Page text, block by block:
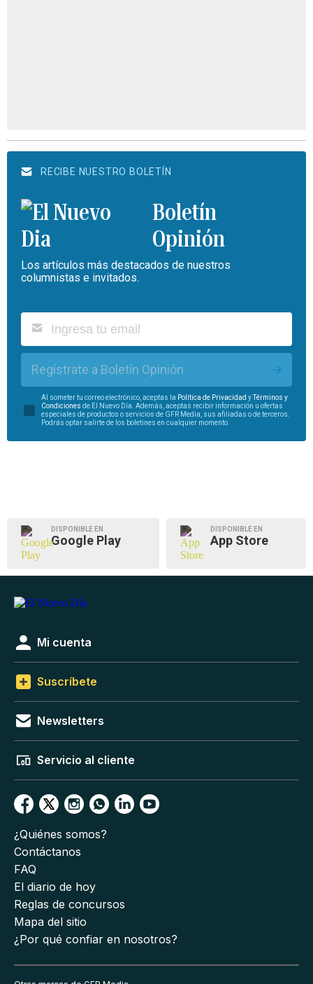
RECIBE NUESTRO BOLETÍN
Boletín
Opinión
Los artículos más destacados de nuestros
columnistas e invitados.
Regístrate a Boletín Opinión
Al someter tu correo electrónico, aceptas la Política de Privacidad yTérminos y
Condiciones de El Nuevo Día. Además, aceptas recibir información u ofertas
especiales de productos o servicios de GFR Media, sus afiliadas o de terceros.
Podrás optar salirte de los boletines en cualquier momento.
DISPONIBLE EN
Google Play
DISPONIBLE EN
App Store
Mi cuenta
Suscríbete
Newsletters
Servicio al cliente
¿Quiénes somos?
Contáctanos
FAQ
El diario de hoy
Reglas de concursos
Mapa del sitio
¿Por qué confiar en nosotros?